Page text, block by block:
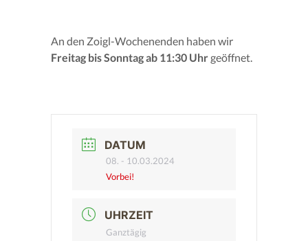
An den Zoigl-Wochenenden haben wir
Freitag bis Sonntag ab 11:30 Uhr geöffnet.
DATUM
08. - 10.03.2024
Vorbei!
UHRZEIT
Ganztägig